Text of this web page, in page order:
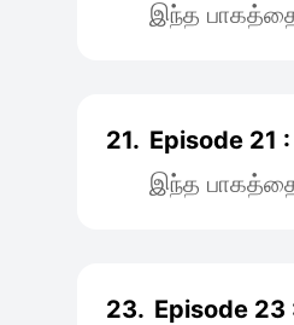
இந்த
21. Episode 21
இந்த
23. Episode 23